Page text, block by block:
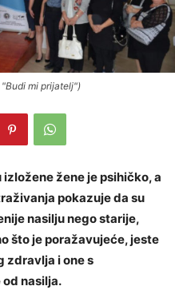
mi prijatelj")
žene je psihičko, a
pokazuje da su
nasilju nego starije,
što je poražavujeće, jeste
zdravlja i one s
nasilja.